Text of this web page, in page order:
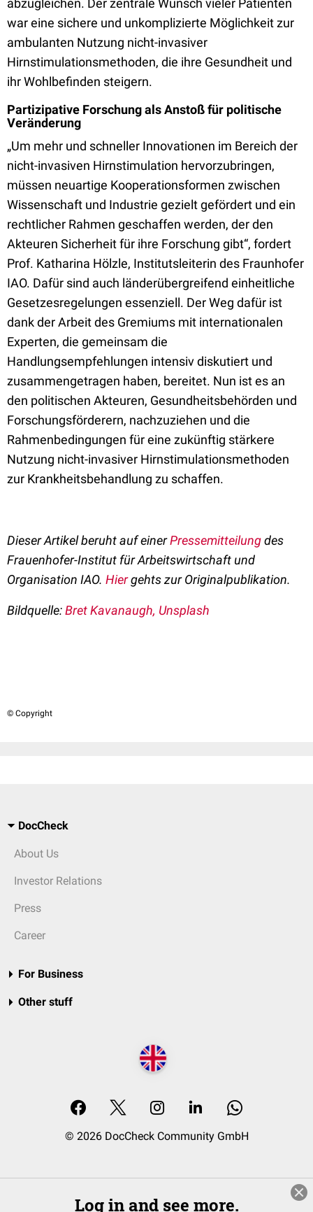
abzugleichen. Der zentrale Wunsch vieler Patienten
war eine sichere und unkomplizierte Möglichkeit zur
ambulanten Nutzung nicht-invasiver
Hirnstimulationsmethoden, die ihre Gesundheit und
ihr Wohlbefinden steigern.
Partizipative Forschung als Anstoß für politische
Veränderung
„Um mehr und schneller Innovationen im Bereich der
nicht-invasiven Hirnstimulation hervorzubringen,
müssen neuartige Kooperationsformen zwischen
Wissenschaft und Industrie gezielt gefördert und ein
rechtlicher Rahmen geschaffen werden, der den
Akteuren Sicherheit für ihre Forschung gibt“, fordert
Prof. Katharina Hölzle, Institutsleiterin des Fraunhofer
IAO. Dafür sind auch länderübergreifend einheitliche
Gesetzesregelungen essenziell. Der Weg dafür ist
dank der Arbeit des Gremiums mit internationalen
Experten, die gemeinsam die
Handlungsempfehlungen intensiv diskutiert und
zusammengetragen haben, bereitet. Nun ist es an
den politischen Akteuren, Gesundheitsbehörden und
Forschungsförderern, nachzuziehen und die
Rahmenbedingungen für eine zukünftig stärkere
Nutzung nicht-invasiver Hirnstimulationsmethoden
zur Krankheitsbehandlung zu schaffen.
Dieser Artikel beruht auf einerPressemitteilungdes
Frauenhofer-Institut für Arbeitswirtschaft und
Organisation IAO. Hiergehts zur Originalpublikation.
Bildquelle:Bret Kavanaugh, Unsplash
© Copyright
DocCheck
About Us
Investor Relations
Press
Career
For Business
Other stuff
© 2026 DocCheck Community GmbH
Log in and see more.